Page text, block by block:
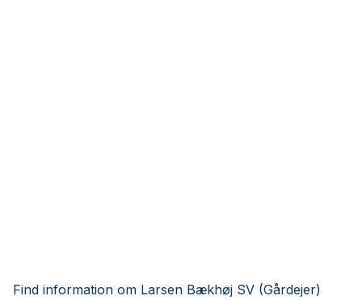
Find information om Larsen Bækhøj SV (Gårdejer)